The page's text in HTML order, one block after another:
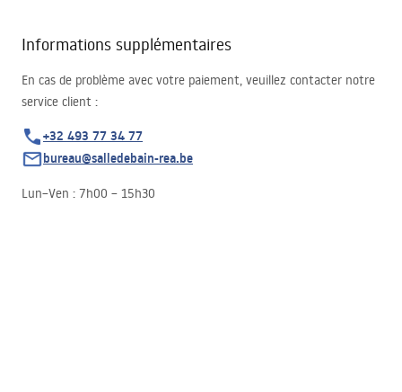
Informations supplémentaires
En cas de problème avec votre paiement, veuillez contacter notre
service client :
+32 493 77 34 77
bureau@salledebain-rea.be
Lun–Ven : 7h00 – 15h30